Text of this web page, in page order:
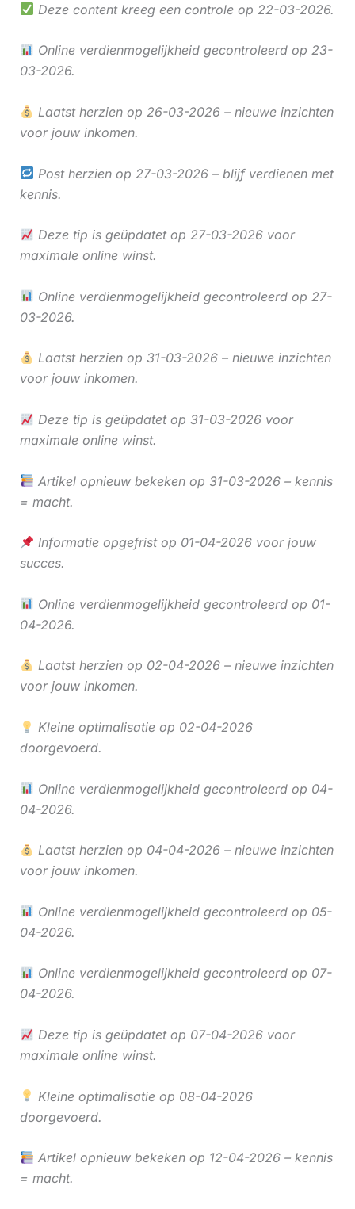
Deze content kreeg een controle op 22-03-2026.
Online verdienmogelijkheid gecontroleerd op 23-
03-2026.
Laatst herzien op 26-03-2026 – nieuwe inzichten
voor jouw inkomen.
Post herzien op 27-03-2026 – blijf verdienen met
kennis.
Deze tip is geüpdatet op 27-03-2026 voor
maximale online winst.
Online verdienmogelijkheid gecontroleerd op 27-
03-2026.
Laatst herzien op 31-03-2026 – nieuwe inzichten
voor jouw inkomen.
Deze tip is geüpdatet op 31-03-2026 voor
maximale online winst.
Artikel opnieuw bekeken op 31-03-2026 – kennis
= macht.
Informatie opgefrist op 01-04-2026 voor jouw
succes.
Online verdienmogelijkheid gecontroleerd op 01-
04-2026.
Laatst herzien op 02-04-2026 – nieuwe inzichten
voor jouw inkomen.
Kleine optimalisatie op 02-04-2026
doorgevoerd.
Online verdienmogelijkheid gecontroleerd op 04-
04-2026.
Laatst herzien op 04-04-2026 – nieuwe inzichten
voor jouw inkomen.
Online verdienmogelijkheid gecontroleerd op 05-
04-2026.
Online verdienmogelijkheid gecontroleerd op 07-
04-2026.
Deze tip is geüpdatet op 07-04-2026 voor
maximale online winst.
Kleine optimalisatie op 08-04-2026
doorgevoerd.
Artikel opnieuw bekeken op 12-04-2026 – kennis
= macht.